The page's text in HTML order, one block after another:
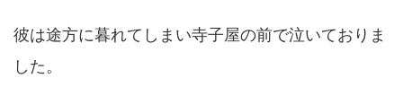
彼は途方に暮れてしまい寺子屋の前で泣いておりま
した。